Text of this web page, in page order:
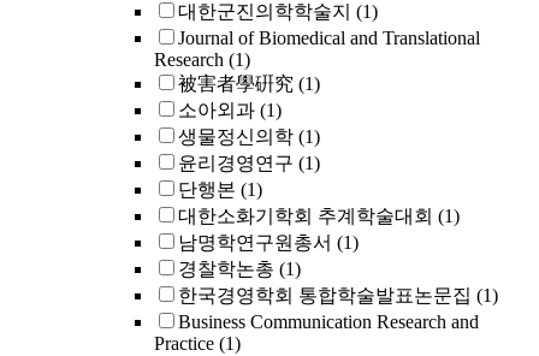
대한군진의학학술지 (1)
Journal of Biomedical and Translational
Research (1)
被害者學硏究 (1)
소아외과 (1)
생물정신의학 (1)
윤리경영연구 (1)
단행본 (1)
대한소화기학회 추계학술대회 (1)
남명학연구원총서 (1)
경찰학논총 (1)
한국경영학회 통합학술발표논문집 (1)
Business Communication Research and
Practice (1)